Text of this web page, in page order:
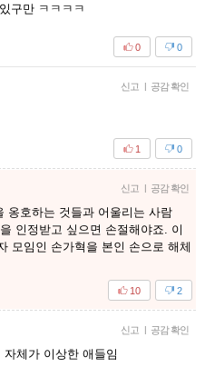
구만 ㅋㅋㅋㅋ
0
0
신고 | 공감 확인
0
1
신고 | 공감 확인
옹호하는 것들과 어울리는 사람
인정받고 싶으면 손절해야죠. 이
모임인 손가혁을 본인 손으로 해체
2
10
신고 | 공감 확인
체가 이상한 애들임